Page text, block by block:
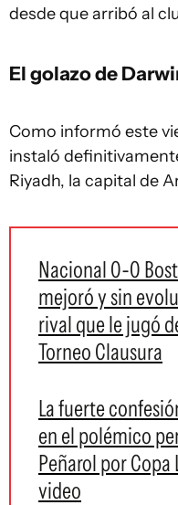
desde que arribó al
El golazo de
Como informó este
instaló
Riyadh, la capital de
Nacional 0-0
mejoró y sin
rival que le jugó
Torneo Clausura
La fuerte
en el polémico
Peñarol por
video